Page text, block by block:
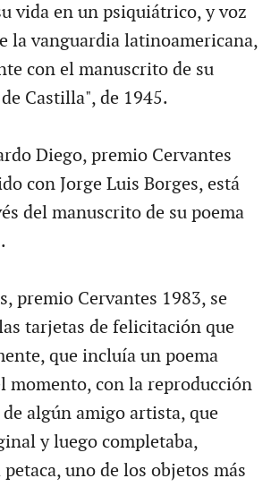
vida en un psiquiátrico, y voz
la vanguardia latinoamericana,
con el manuscrito de su
Castilla", de 1945.
Diego, premio Cervantes
con Jorge Luis Borges, está
del manuscrito de su poema
premio Cervantes 1983, se
tarjetas de felicitación que
que incluía un poema
momento, con la reproducción
algún amigo artista, que
y luego completaba,
petaca, uno de los objetos más